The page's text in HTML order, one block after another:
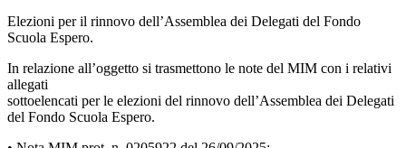
Elezioni per il rinnovo dell’Assemblea dei Delegati del Fondo
Scuola Espero.
In relazione all’oggetto si trasmettono le note del MIM con i relativi
allegati
sottoelencati per le elezioni del rinnovo dell’Assemblea dei Delegati
del Fondo Scuola Espero.